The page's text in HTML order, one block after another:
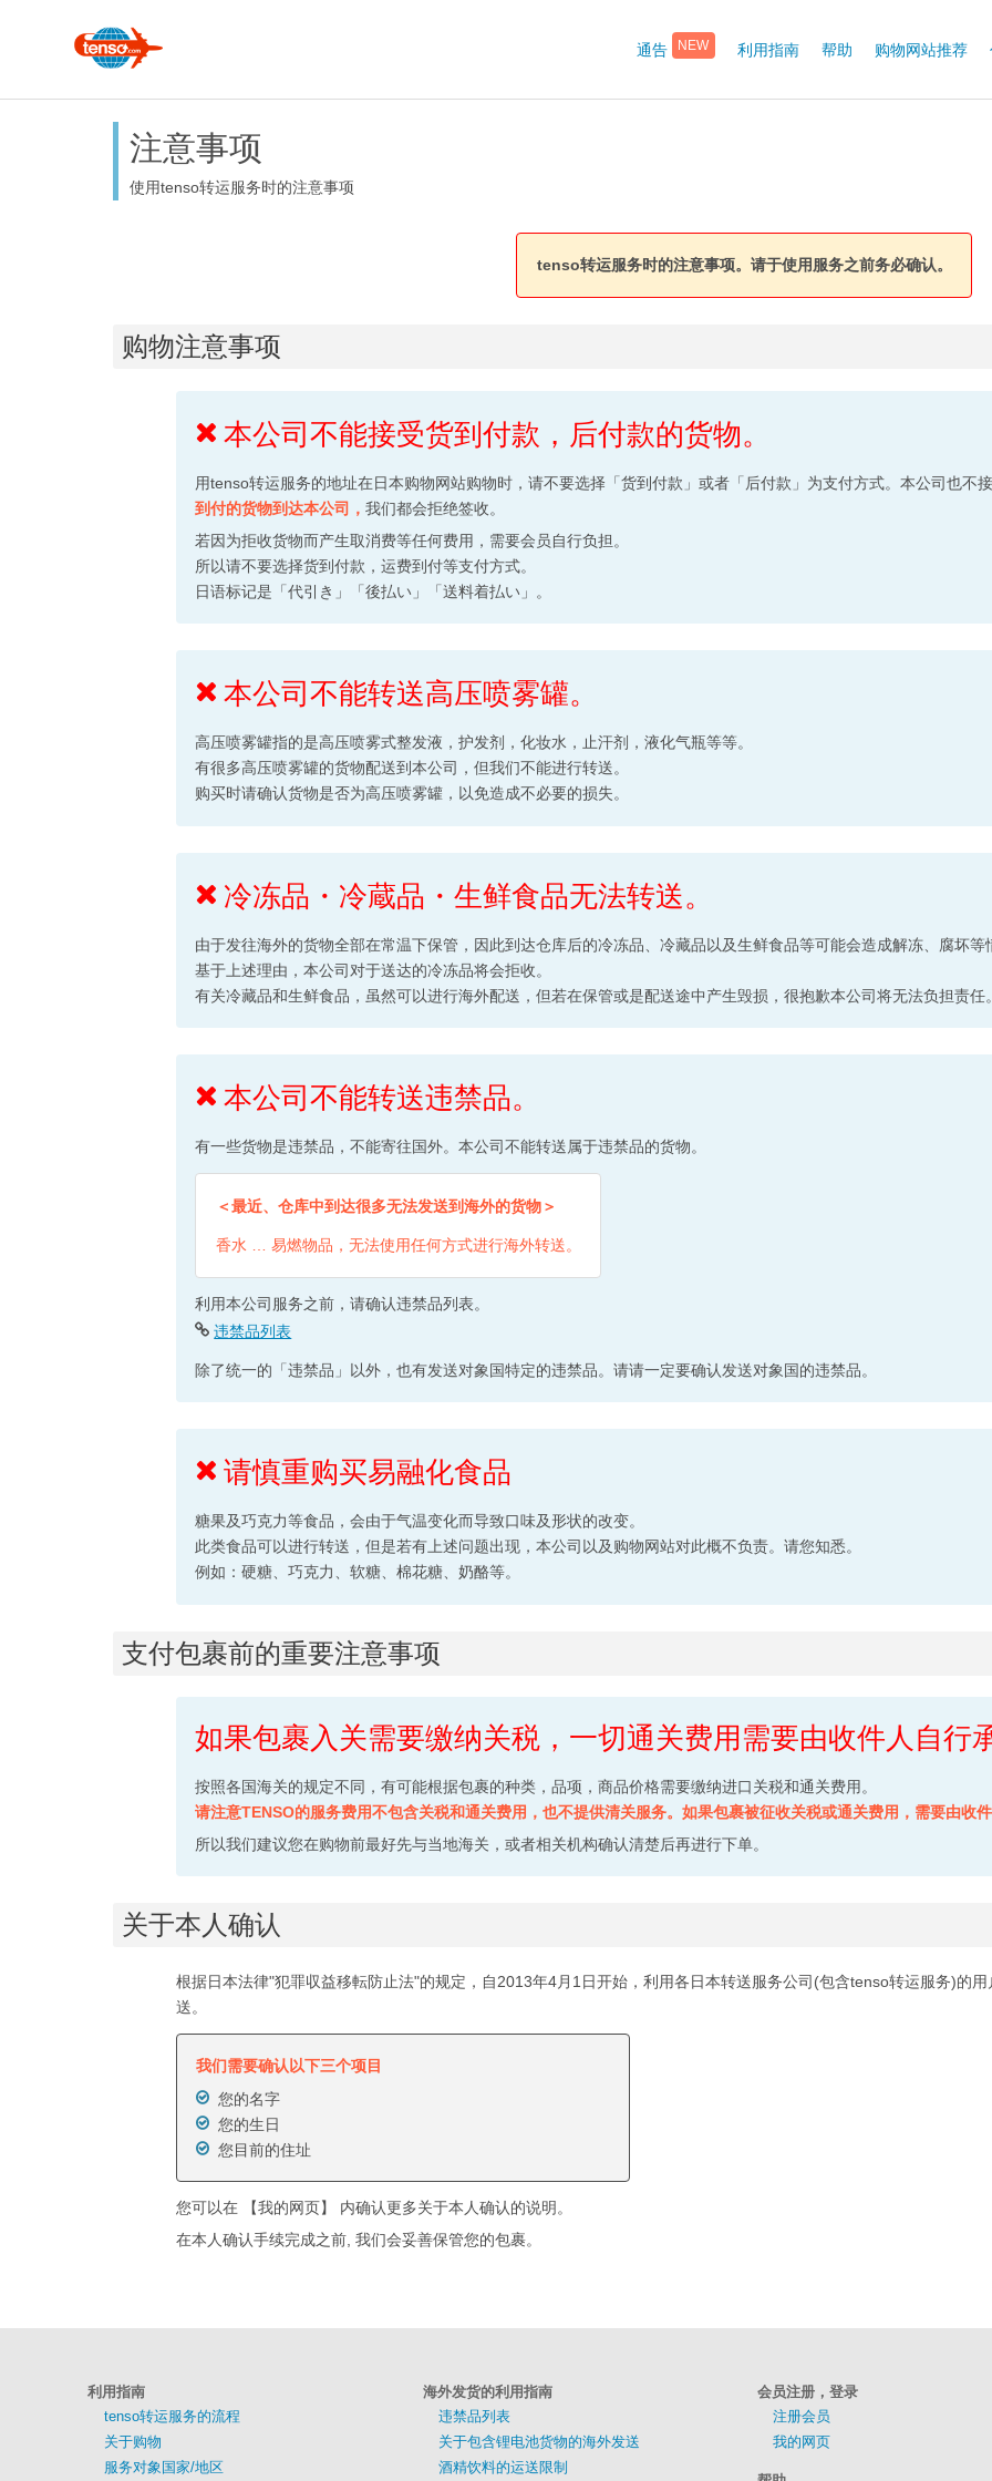
通告 NEW 利用指南 帮助 购物网站推荐
注意事项
使用tenso转运服务时的注意事项
tenso转运服务时的注意事项。请于使用服务之前务必确认。
购物注意事项
本公司不能接受货到付款，后付款的货物。
用tenso转运服务的地址在日本购物网站购物时，请不要选择「货到付款」或者「后付款」为支付方式。本公司也不
到付的货物到达本公司，我们都会拒绝签收。
若因为拒收货物而产生取消费等任何费用，需要会员自行负担。
所以请不要选择货到付款，运费到付等支付方式。
日语标记是「代引き」「後払い」「送料着払い」。
本公司不能转送高压喷雾罐。
高压喷雾罐指的是高压喷雾式整发液，护发剂，化妆水，止汗剂，液化气瓶等等。
有很多高压喷雾罐的货物配送到本公司，但我们不能进行转送。
购买时请确认货物是否为高压喷雾罐，以免造成不必要的损失。
冷冻品・冷蔵品・生鲜食品无法转送。
由于发往海外的货物全部在常温下保管，因此到达仓库后的冷冻品、冷藏品以及生鲜食品等可能会造成解冻、腐坏等
基于上述理由，本公司对于送达的冷冻品将会拒收。
有关冷藏品和生鲜食品，虽然可以进行海外配送，但若在保管或是配送途中产生毁损，很抱歉本公司将无法负担责任
本公司不能转送违禁品。
有一些货物是违禁品，不能寄往国外。本公司不能转送属于违禁品的货物。
＜最近、仓库中到达很多无法发送到海外的货物＞
香水 … 易燃物品，无法使用任何方式进行海外转送。
利用本公司服务之前，请确认违禁品列表。
违禁品列表
除了统一的「违禁品」以外，也有发送对象国特定的违禁品。请请一定要确认发送对象国的违禁品。
请慎重购买易融化食品
糖果及巧克力等食品，会由于气温变化而导致口味及形状的改变。
此类食品可以进行转送，但是若有上述问题出现，本公司以及购物网站对此概不负责。请您知悉。
例如：硬糖、巧克力、软糖、棉花糖、奶酪等。
支付包裹前的重要注意事项
如果包裹入关需要缴纳关税，一切通关费用需要由收件人自行
按照各国海关的规定不同，有可能根据包裹的种类，品项，商品价格需要缴纳进口关税和通关费用。
请注意TENSO的服务费用不包含关税和通关费用，也不提供清关服务。如果包裹被征收关税或通关费用，需要由收
所以我们建议您在购物前最好先与当地海关，或者相关机构确认清楚后再进行下单。
关于本人确认
根据日本法律"犯罪収益移転防止法"的规定，自2013年4月1日开始，利用各日本转送服务公司(包含tenso转运服务)的
送。
我们需要确认以下三个项目
您的名字
您的生日
您目前的住址
您可以在 【我的网页】 内确认更多关于本人确认的说明。
在本人确认手续完成之前, 我们会妥善保管您的包裹。
利用指南
tenso转运服务的流程
关于购物
服务对象国家/地区
海外发货的利用指南
违禁品列表
关于包含锂电池货物的海外发送
酒精饮料的运送限制
会员注册，登录
注册会员
我的网页